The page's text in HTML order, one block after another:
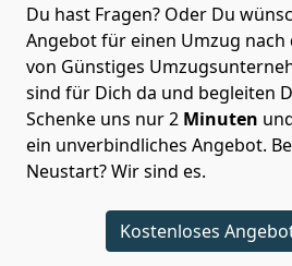
Du hast Fragen? Oder Du
Angebot für einen Umzug nach
von Günstiges
sind für Dich da und begleiten
Schenke uns nur2 Minuten
ein unverbindliches Angebot.
Neustart? Wir sind es.
Kostenloses